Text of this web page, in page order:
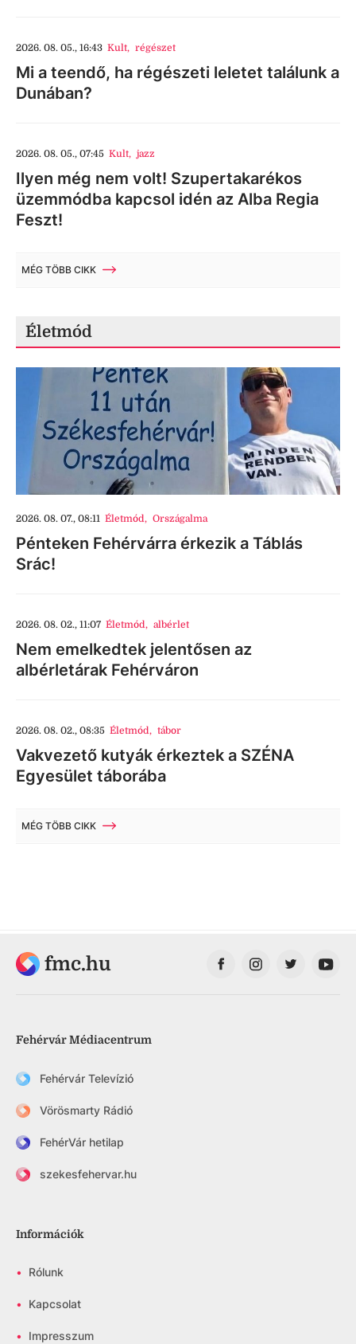
2026. 08. 05., 16:43 Kult, régészet
Mi a teendő, ha régészeti leletet találunk a
Dunában?
2026. 08. 05., 07:45 Kult, jazz
Ilyen még nem volt! Szupertakarékos
üzemmódba kapcsol idén az Alba Regia
Feszt!
MÉG TÖBB CIKK
Életmód
2026. 08. 07., 08:11 Életmód, Országalma
Pénteken Fehérvárra érkezik a Táblás
Srác!
2026. 08. 02., 11:07 Életmód, albérlet
Nem emelkedtek jelentősen az
albérletárak Fehérváron
2026. 08. 02., 08:35 Életmód, tábor
Vakvezető kutyák érkeztek a SZÉNA
Egyesület táborába
MÉG TÖBB CIKK
fmc.hu
Fehérvár Médiacentrum
Fehérvár Televízió
Vörösmarty Rádió
FehérVár hetilap
szekesfehervar.hu
Információk
• Rólunk
• Kapcsolat
• Impresszum